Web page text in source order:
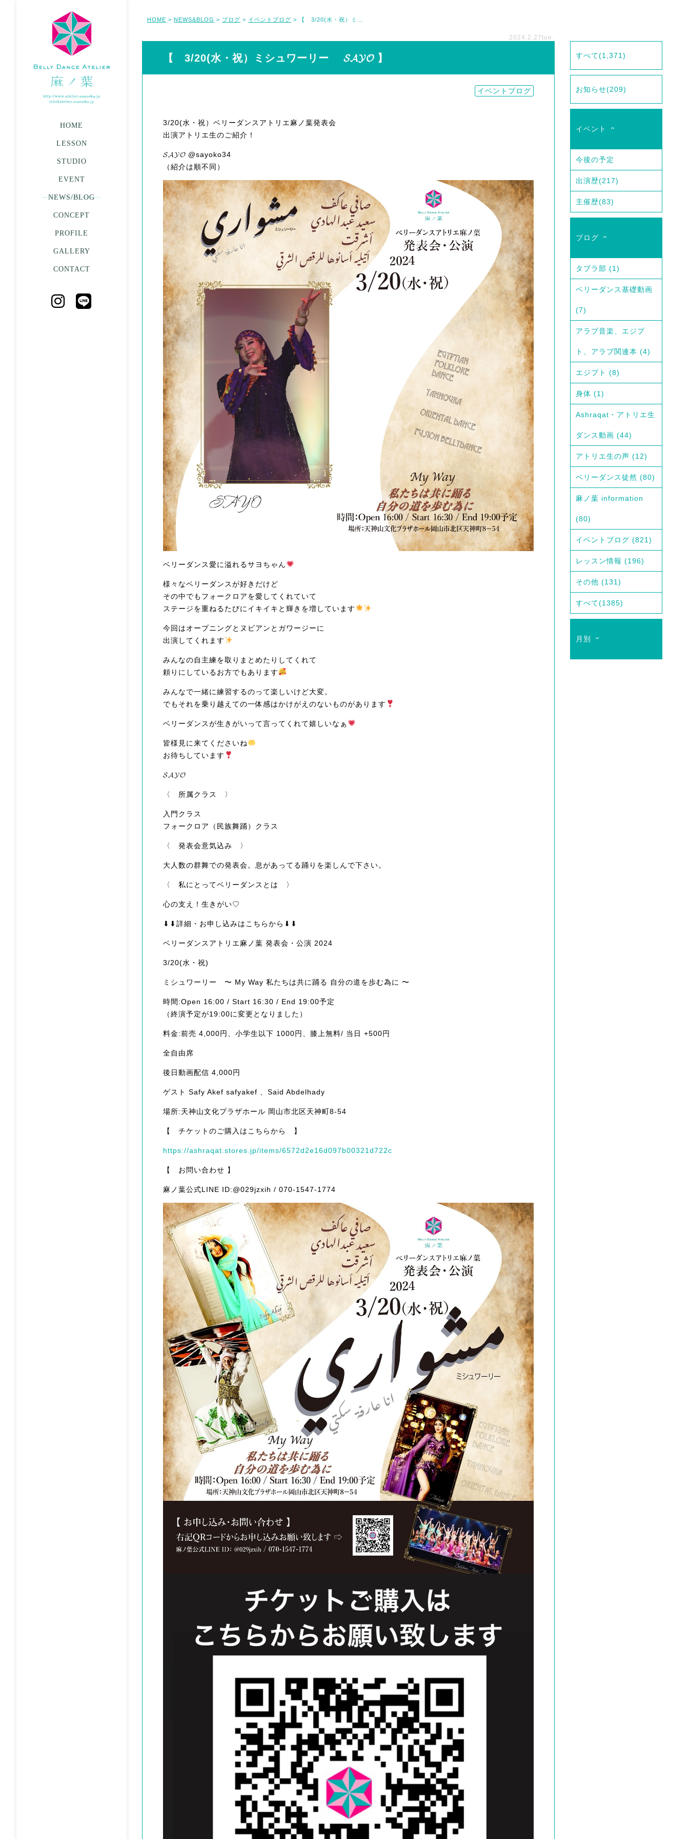
HOME
LESSON
STUDIO
EVENT
NEWS/BLOG
CONCEPT
PROFILE
GALLERY
CONTACT
HOME > NEWS&BLOG > ブログ > イベントブログ >
2024.2.27tue.
【 3/20(水・祝）ミシュワーリー 𝓢𝓐𝓨𝓞 】
イベントブログ
3/20(水・祝）ベリーダンスアトリエ麻ノ葉発表会
出演アトリエ生のご紹介！
𝓢𝓐𝓨𝓞 @sayoko34
（紹介は順不同）
ベリーダンス愛に溢れるサヨちゃん
様々なベリーダンスが好きだけど
その中でもフォークロアを愛してくれていて
ステージを重ねるたびにイキイキと輝きを増しています
今回はオープニングとヌビアンとガワージーに
出演してくれます
みんなの自主練を取りまとめたりしてくれて
頼りにしているお方でもあります
みんなで一緒に練習するのって楽しいけど大変。
でもそれを乗り越えての一体感はかけがえのないものがあります
ベリーダンスが生きがいって言ってくれて嬉しいなぁ
皆様見に来てくださいね
お待ちしています
𝓢𝓐𝓨𝓞
〈 所属クラス 〉
入門クラス
フォークロア（民族舞踊）クラス
〈 発表会意気込み 〉
大人数の群舞での発表会。息があってる踊りを楽しんで下さい。
〈 私にとってベリーダンスとは 〉
心の支え！生きがい♡
⬇︎⬇︎詳細・お申し込みはこちらから⬇︎⬇︎
ベリーダンスアトリエ麻ノ葉 発表会・公演 2024
3/20(水・祝)
ミシュワーリー 〜 My Way 私たちは共に踊る 自分の道を歩む為に 〜
時間:Open 16:00 / Start 16:30 / End 19:00予定
（終演予定が19:00に変更となりました）
料金:前売 4,000円、小学生以下 1000円、膝上無料/ 当日 +500円
全自由席
後日動画配信 4,000円
ゲスト Safy Akef safyakef 、Said Abdelhady
場所:天神山文化プラザホール 岡山市北区天神町8-54
【 チケットのご購入はこちらから 】
https://ashraqat.stores.jp/items/6572d2e16d097b00321d722c
【 お問い合わせ 】
麻ノ葉公式LINE ID:@029jzxih / 070-1547-1774
すべて(1,371)
お知らせ(209)
イベント
今後の予定
出演歴(217)
主催歴(83)
ブログ
タブラ部 (1)
ベリーダンス基礎動画
(7)
アラブ音楽、エジプ
ト、アラブ関連本 (4)
エジプト (8)
身体 (1)
Ashraqat・アトリエ生
ダンス動画 (44)
アトリエ生の声 (12)
ベリーダンス徒然 (80)
麻ノ葉 information
(80)
イベントブログ (821)
レッスン情報 (196)
その他 (131)
すべて(1385)
月別